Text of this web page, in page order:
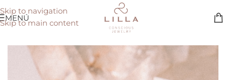
Skip to navigation
Skip to main content
MENÚ